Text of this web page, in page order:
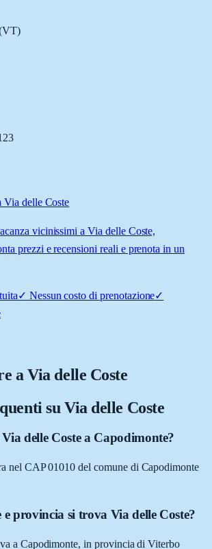
VT)
Via delle Coste
vicinissimi a Via delle Coste,
prezzi e recensioni reali e prenota in un
✓ Nessun costo di prenotazione✓
aVia delle Coste
su Via delle Coste
delle Coste a Capodimonte?
nel CAP 01010 del comune di Capodimonte
provincia si trova Via delle Coste?
a Capodimonte, in provincia di Viterbo